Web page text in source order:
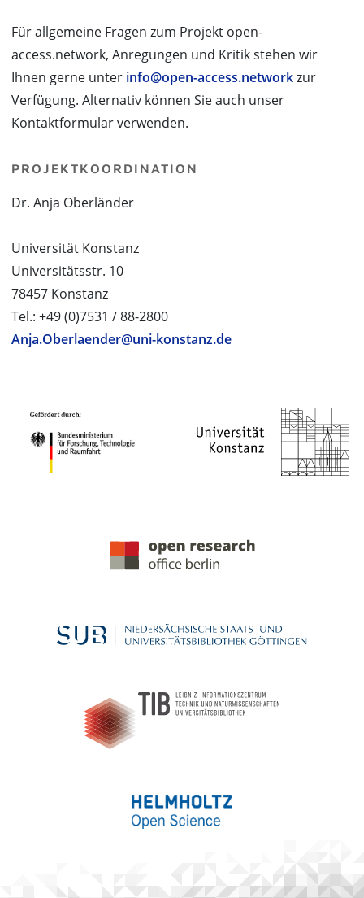
Für allgemeine Fragen zum Projekt open-
access.network, Anregungen und Kritik stehen wir
Ihnen gerne unter info@open-access.networkzur
Verfügung. Alternativ können Sie auch unser
Kontaktformular verwenden.
PROJEKTKOORDINATION
Dr. Anja Oberländer
Universität Konstanz
Universitätsstr. 10
78457 Konstanz
Tel.: +49 (0)7531 / 88-2800
Anja.Oberlaender@uni-konstanz.de